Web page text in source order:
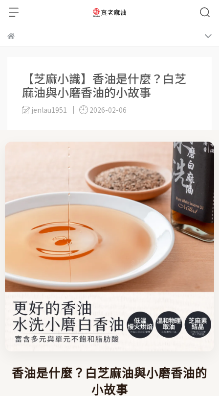
【芝麻小識】香油是什麼？白芝
麻油與小磨香油的小故事
jenlau1951 2026-02-06
香油是什麼？白芝麻油與小磨香油的
小故事